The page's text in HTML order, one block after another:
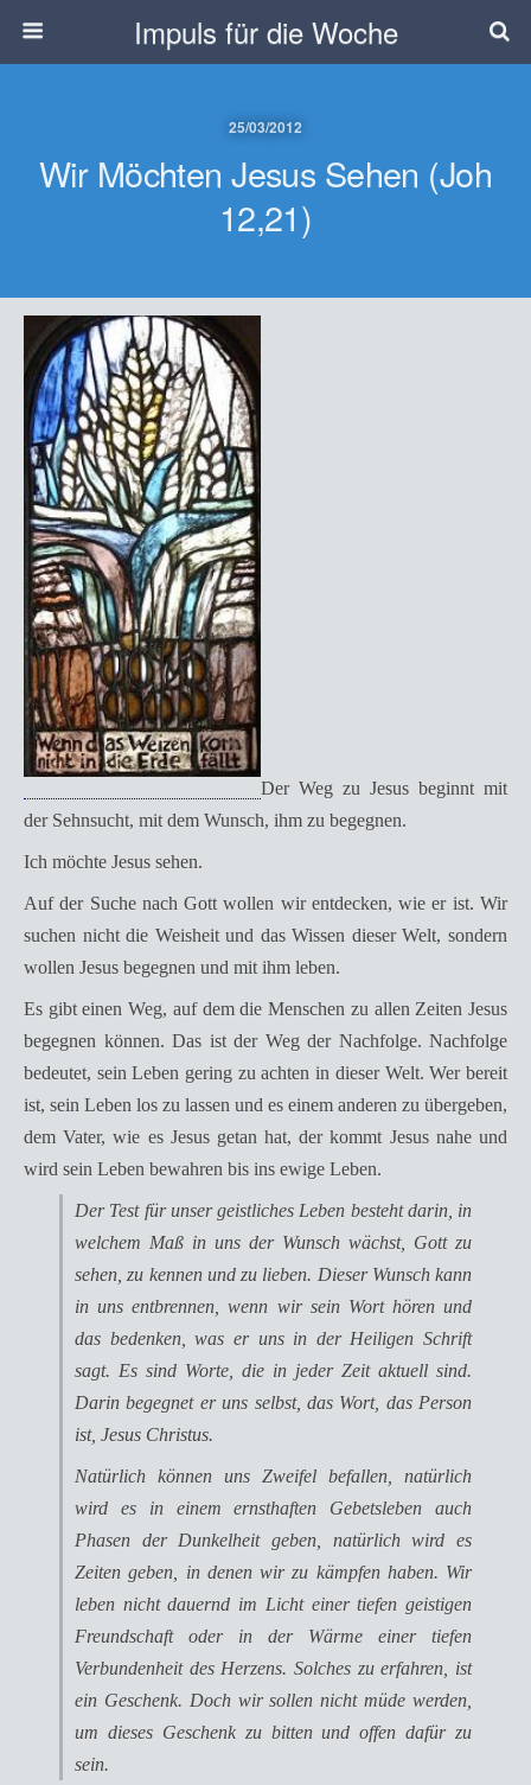
Impuls für die Woche
25/03/2012
Wir Möchten Jesus Sehen (Joh
12,21)
Der Weg zu Jesus beginnt mit
der Sehnsucht, mit dem Wunsch, ihm zu begegnen.
Ich möchte Jesus sehen.
Auf der Suche nach Gott wollen wir entdecken, wie er ist. Wir
suchen nicht die Weisheit und das Wissen dieser Welt, sondern
wollen Jesus begegnen und mit ihm leben.
Es gibt einen Weg, auf dem die Menschen zu allen Zeiten Jesus
begegnen können. Das ist der Weg der Nachfolge. Nachfolge
bedeutet, sein Leben gering zu achten in dieser Welt. Wer bereit
ist, sein Leben los zu lassen und es einem anderen zu übergeben,
dem Vater, wie es Jesus getan hat, der kommt Jesus nahe und
wird sein Leben bewahren bis ins ewige Leben.
Der Test für unser geistliches Leben besteht darin, in
welchem Maß in uns der Wunsch wächst, Gott zu
sehen, zu kennen und zu lieben. Dieser Wunsch kann
in uns entbrennen, wenn wir sein Wort hören und
das bedenken, was er uns in der Heiligen Schrift
sagt. Es sind Worte, die in jeder Zeit aktuell sind.
Darin begegnet er uns selbst, das Wort, das Person
ist, Jesus Christus.
Natürlich können uns Zweifel befallen, natürlich
wird es in einem ernsthaften Gebetsleben auch
Phasen der Dunkelheit geben, natürlich wird es
Zeiten geben, in denen wir zu kämpfen haben. Wir
leben nicht dauernd im Licht einer tiefen geistigen
Freundschaft oder in der Wärme einer tiefen
Verbundenheit des Herzens. Solches zu erfahren, ist
ein Geschenk. Doch wir sollen nicht müde werden,
um dieses Geschenk zu bitten und offen dafür zu
sein.